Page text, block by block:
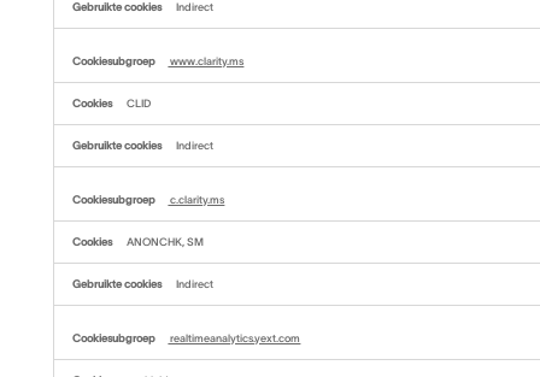
Indirect
www.clarity.ms
CLID
Indirect
c.clarity.ms
ANONCHK, SM
Indirect
realtimeanalytics.yext.com